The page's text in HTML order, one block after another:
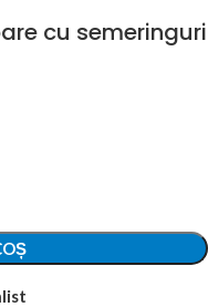
cu semeringuri